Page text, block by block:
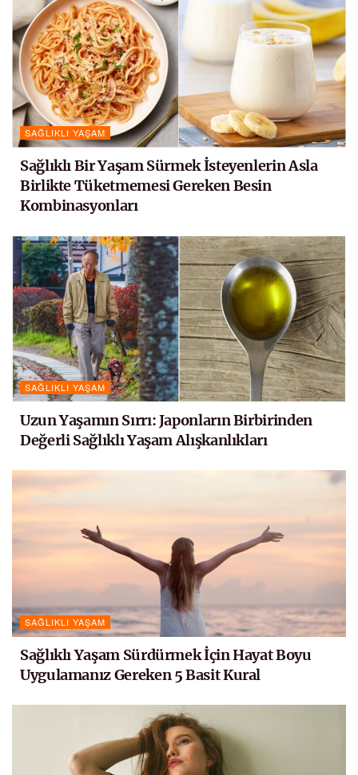
SAĞLIKLI YAŞAM
Sağlıklı Bir Yaşam Sürmek İsteyenlerin Asla
Birlikte Tüketmemesi Gereken Besin
Kombinasyonları
SAĞLIKLI YAŞAM
Uzun Yaşamın Sırrı: Japonların Birbirinden
Değerli Sağlıklı Yaşam Alışkanlıkları
SAĞLIKLI YAŞAM
Sağlıklı Yaşam Sürdürmek İçin Hayat Boyu
Uygulamanız Gereken 5 Basit Kural